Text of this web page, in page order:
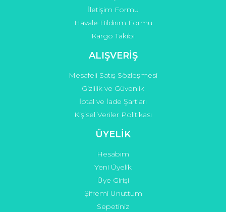
Gönder
İletişim Formu
Havale Bildirim Formu
Kargo Takibi
ALIŞVERİŞ
Mesafeli Satış Sözleşmesi
Gizlilik ve Güvenlik
İptal ve İade Şartları
Kişisel Veriler Politikası
ÜYELİK
Hesabım
Yeni Üyelik
Üye Girişi
Şifremi Unuttum
Sepetiniz